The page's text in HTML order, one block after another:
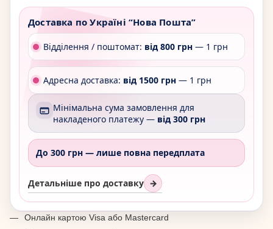
Доставка по Україні “Нова Пошта”
Відділення / поштомат: від 800 грн — 1 грн
Адресна доставка: від 1500 грн — 1 грн
Мінімальна сума замовлення для
накладеного платежу — від 300 грн
До 300 грн — лише повна передплата
Детальніше про доставку →
Онлайн картою Visa або Mastercard